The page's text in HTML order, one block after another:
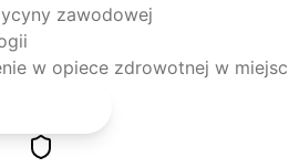
zawodowej
w opiece zdrowotnej w